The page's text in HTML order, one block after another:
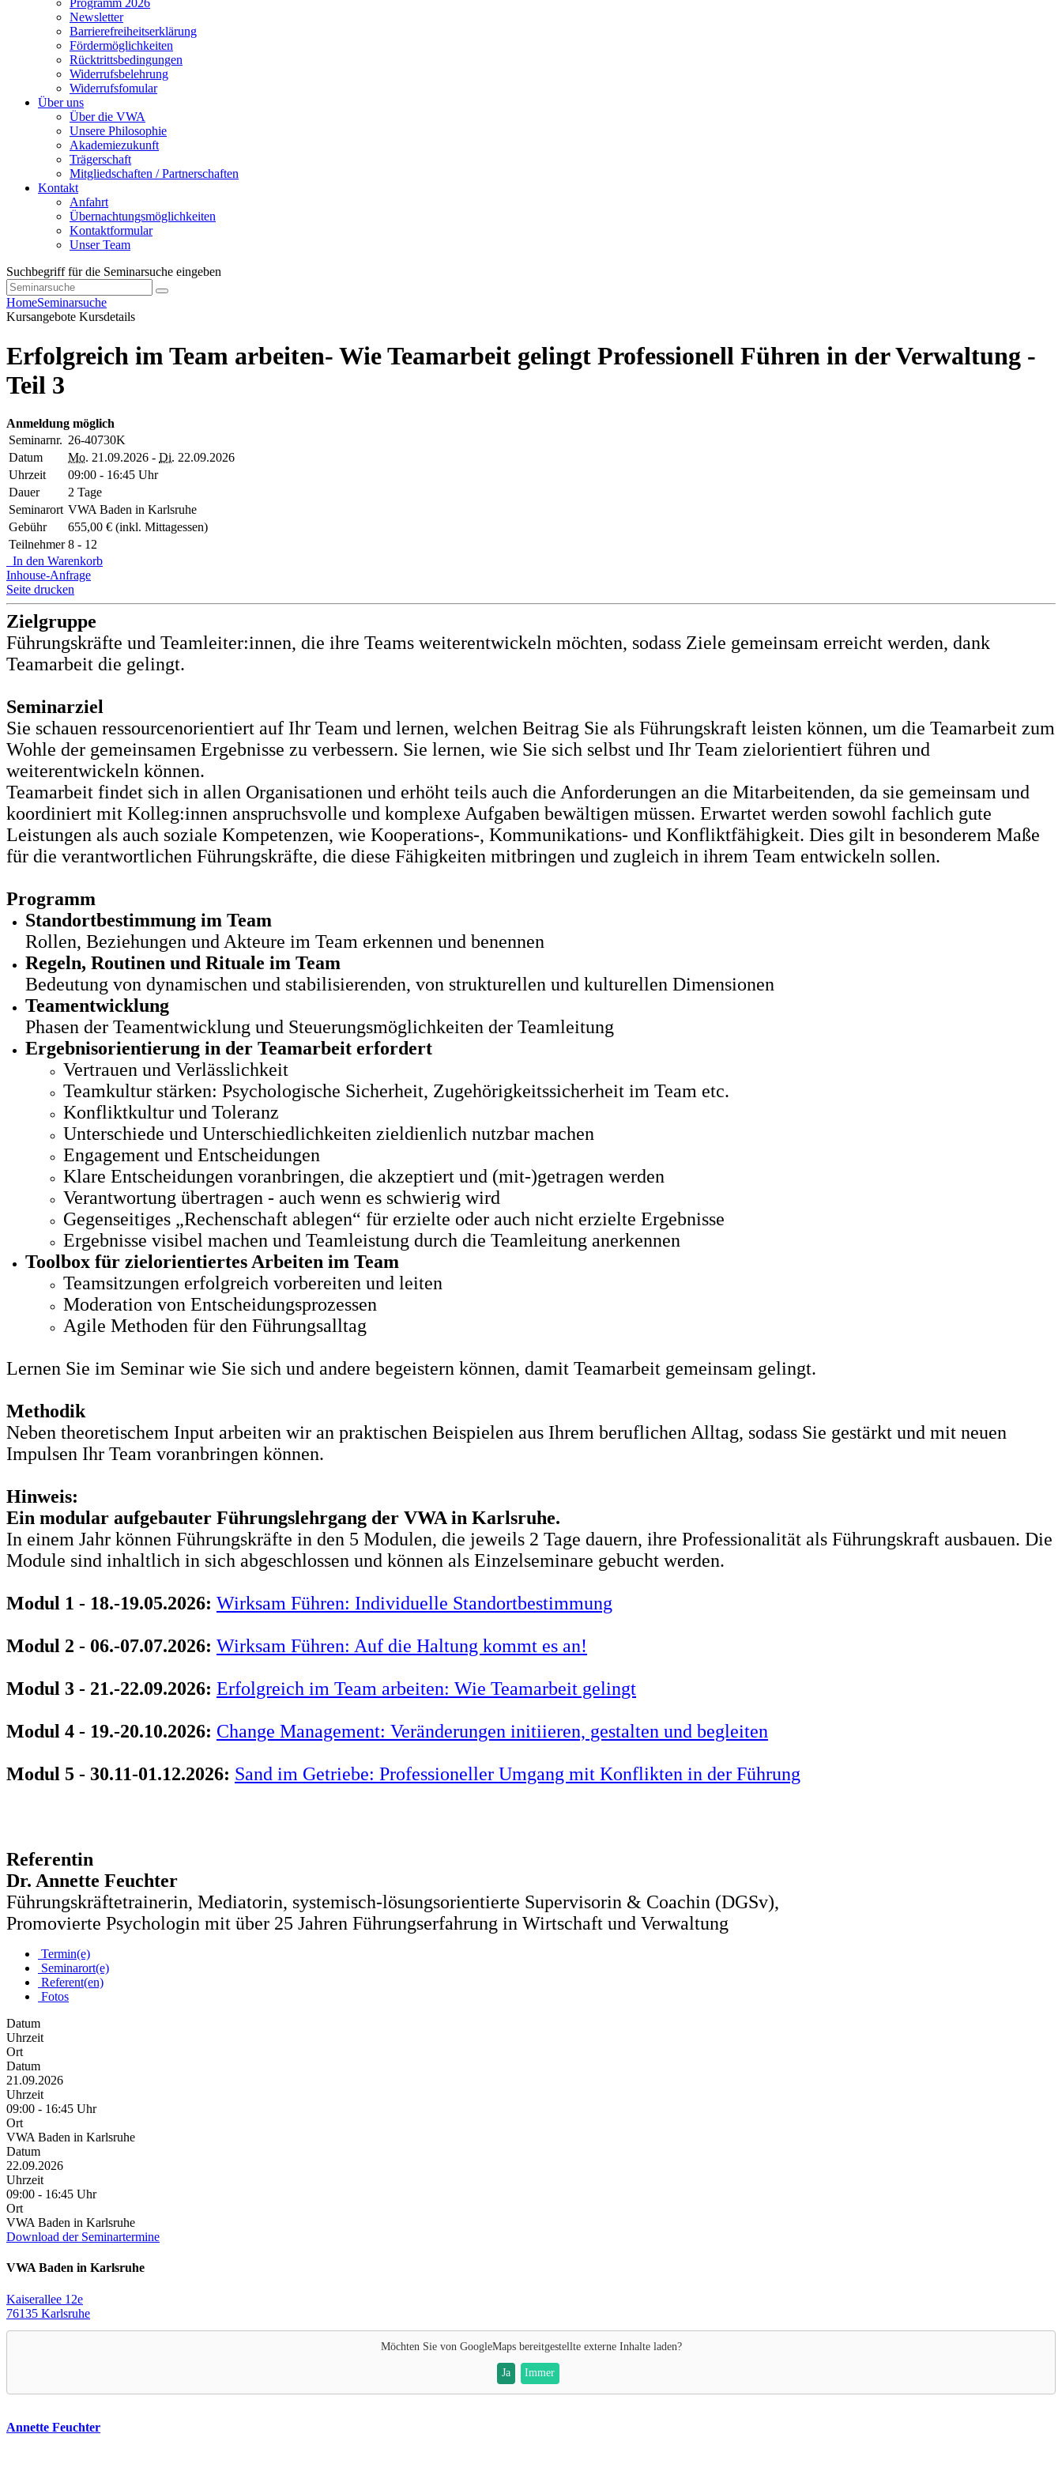
Programm 2026
Newsletter
Barrierefreiheitserklärung
Fördermöglichkeiten
Rücktrittsbedingungen
Widerrufsbelehrung
Widerrufsfomular
Über uns
Über die VWA
Unsere Philosophie
Akademiezukunft
Trägerschaft
Mitgliedschaften / Partnerschaften
Kontakt
Anfahrt
Übernachtungsmöglichkeiten
Kontaktformular
Unser Team
Suchbegriff für die Seminarsuche eingeben
HomeSeminarsuche
Kursangebote Kursdetails
Erfolgreich im Team arbeiten- Wie Teamarbeit gelingt Professionell Führen in der Verwaltung -
Teil 3
Anmeldung möglich
Seminarnr. 26-40730K
Datum
Mo. 21.09.2026 - Di. 22.09.2026
Uhrzeit
09:00 - 16:45 Uhr
Dauer
2 Tage
Seminarort VWA Baden in Karlsruhe
Gebühr
655,00 € (inkl. Mittagessen)
Teilnehmer 8 - 12
In den Warenkorb
Inhouse-Anfrage
Seite drucken
Zielgruppe
Führungskräfte und Teamleiter:innen, die ihre Teams weiterentwickeln möchten, sodass Ziele gemeinsam erreicht werden, dank
Teamarbeit die gelingt.
Seminarziel
Sie schauen ressourcenorientiert auf Ihr Team und lernen, welchen Beitrag Sie als Führungskraft leisten können, um die Teamarbeit zum
Wohle der gemeinsamen Ergebnisse zu verbessern. Sie lernen, wie Sie sich selbst und Ihr Team zielorientiert führen und
weiterentwickeln können.
Teamarbeit findet sich in allen Organisationen und erhöht teils auch die Anforderungen an die Mitarbeitenden, da sie gemeinsam und
koordiniert mit Kolleg:innen anspruchsvolle und komplexe Aufgaben bewältigen müssen. Erwartet werden sowohl fachlich gute
Leistungen als auch soziale Kompetenzen, wie Kooperations-, Kommunikations- und Konfliktfähigkeit. Dies gilt in besonderem Maße
für die verantwortlichen Führungskräfte, die diese Fähigkeiten mitbringen und zugleich in ihrem Team entwickeln sollen.
Programm
Standortbestimmung im Team
Rollen, Beziehungen und Akteure im Team erkennen und benennen
Regeln, Routinen und Rituale im Team
Bedeutung von dynamischen und stabilisierenden, von strukturellen und kulturellen Dimensionen
Teamentwicklung
Phasen der Teamentwicklung und Steuerungsmöglichkeiten der Teamleitung
Ergebnisorientierung in der Teamarbeit erfordert
Vertrauen und Verlässlichkeit
Teamkultur stärken: Psychologische Sicherheit, Zugehörigkeitssicherheit im Team etc.
Konfliktkultur und Toleranz
Unterschiede und Unterschiedlichkeiten zieldienlich nutzbar machen
Engagement und Entscheidungen
Klare Entscheidungen voranbringen, die akzeptiert und (mit-)getragen werden
Verantwortung übertragen - auch wenn es schwierig wird
Gegenseitiges „Rechenschaft ablegen“ für erzielte oder auch nicht erzielte Ergebnisse
Ergebnisse visibel machen und Teamleistung durch die Teamleitung anerkennen
Toolbox für zielorientiertes Arbeiten im Team
Teamsitzungen erfolgreich vorbereiten und leiten
Moderation von Entscheidungsprozessen
Agile Methoden für den Führungsalltag
Lernen Sie im Seminar wie Sie sich und andere begeistern können, damit Teamarbeit gemeinsam gelingt.
Methodik
Neben theoretischem Input arbeiten wir an praktischen Beispielen aus Ihrem beruflichen Alltag, sodass Sie gestärkt und mit neuen
Impulsen Ihr Team voranbringen können.
Hinweis:
Ein modular aufgebauter Führungslehrgang der VWA in Karlsruhe.
In einem Jahr können Führungskräfte in den 5 Modulen, die jeweils 2 Tage dauern, ihre Professionalität als Führungskraft ausbauen. Die
Module sind inhaltlich in sich abgeschlossen und können als Einzelseminare gebucht werden.
Modul 1 - 18.-19.05.2026: Wirksam Führen: Individuelle Standortbestimmung
Modul 2 - 06.-07.07.2026: Wirksam Führen: Auf die Haltung kommt es an!
Modul 3 - 21.-22.09.2026: Erfolgreich im Team arbeiten: Wie Teamarbeit gelingt
Modul 4 - 19.-20.10.2026: Change Management: Veränderungen initiieren, gestalten und begleiten
Modul 5 - 30.11-01.12.2026: Sand im Getriebe: Professioneller Umgang mit Konflikten in der Führung
Referentin
Dr. Annette Feuchter
Führungskräftetrainerin, Mediatorin, systemisch-lösungsorientierte Supervisorin & Coachin (DGSv),
Promovierte Psychologin mit über 25 Jahren Führungserfahrung in Wirtschaft und Verwaltung
Termin(e)
Seminarort(e)
Referent(en)
Fotos
Datum
Uhrzeit
Ort
Datum
21.09.2026
Uhrzeit
09:00 - 16:45 Uhr
Ort
VWA Baden in Karlsruhe
Datum
22.09.2026
Uhrzeit
09:00 - 16:45 Uhr
Ort
VWA Baden in Karlsruhe
Download der Seminartermine
VWA Baden in Karlsruhe
Kaiserallee 12e
76135 Karlsruhe
Möchten Sie von GoogleMapsbereitgestellte externe Inhalte laden?
Ja Immer
Annette Feuchter